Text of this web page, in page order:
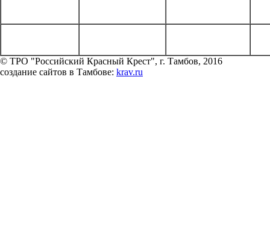
© ТРО "Российский Красный Крест", г. Тамбов, 2016
создание сайтов в Тамбове: krav.ru